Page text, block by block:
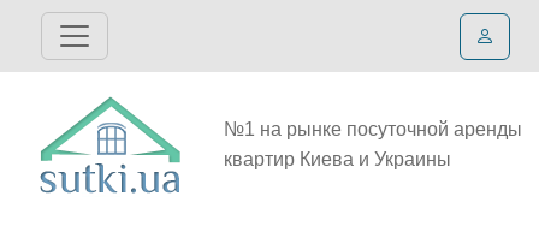
№1 на рынке посуточной аренды
квартир Киева и Украины